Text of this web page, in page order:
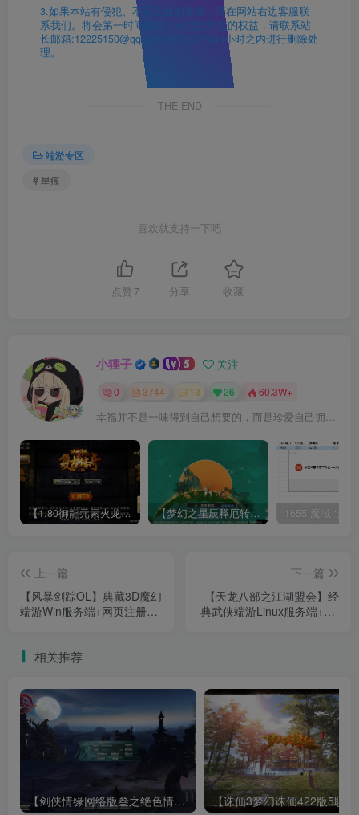
3.如果本站有侵犯、不妥之处的资源，请在网站右边客服联
系我们。将会第一时间解决！若侵犯到您的权益，请联系站
长邮箱:12225150@qq.com 我们会在24h小时之内进行删除处
理。
THE END
端游专区
# 星痕
喜欢就支持一下吧
点赞 7 分享 收藏
小狸子 关注
0 3744 13 26 60.3W+
【1.80御龍元素火龙[摸摸登陆器]】战神引擎WIN服务端+GM工具+充值后台+双端+架设教程 【梦幻之星辰释厄转尊享挂机版】MT3换皮梦幻西游Linux服务端+GM后台+双端+源码+架设教程
上一篇
【风暴剑踪OL】典藏3D魔幻
端游Win服务端+网页注册
下一篇
【天龙八部之江湖盟会】经
典武侠端游Linux服务端+PC
相关推荐
【剑侠情缘网络版叁之绝色情缘V3.5更新版】3DMMORPG端游Linux服务端+GM指令+PC客户端+架设教程